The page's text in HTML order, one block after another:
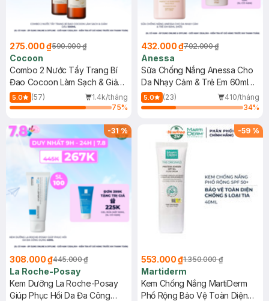
275.000 ₫590.000 ₫
Cocoon
Combo 2 Nước Tẩy Trang Bí
Đao Cocoon Làm Sạch & Giảm
Dầu 500ml
5.0 (57)
1.4k/tháng
75%
432.000 ₫702.000 ₫
Anessa
Sữa Chống Nắng Anessa Cho
Da Nhạy Cảm & Trẻ Em 60ml
(Mới)
5.0 (23)
410/tháng
34%
-31%
308.000 ₫445.000 ₫
La Roche-Posay
Kem Dưỡng La Roche-Posay
Giúp Phục Hồi Da Đa Công
-59 %
553.000 ₫1.350.000 ₫
Martiderm
Kem Chống Nắng MartiDerm
Phổ Rộng Bảo Vệ Toàn Diện